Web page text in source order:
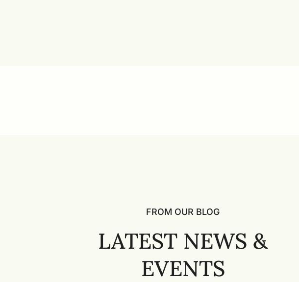
FROM OUR BLOG
LATEST NEWS &
EVENTS